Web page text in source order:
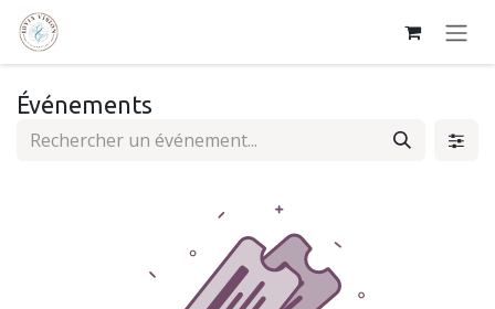
Se rendre au contenu
Événements